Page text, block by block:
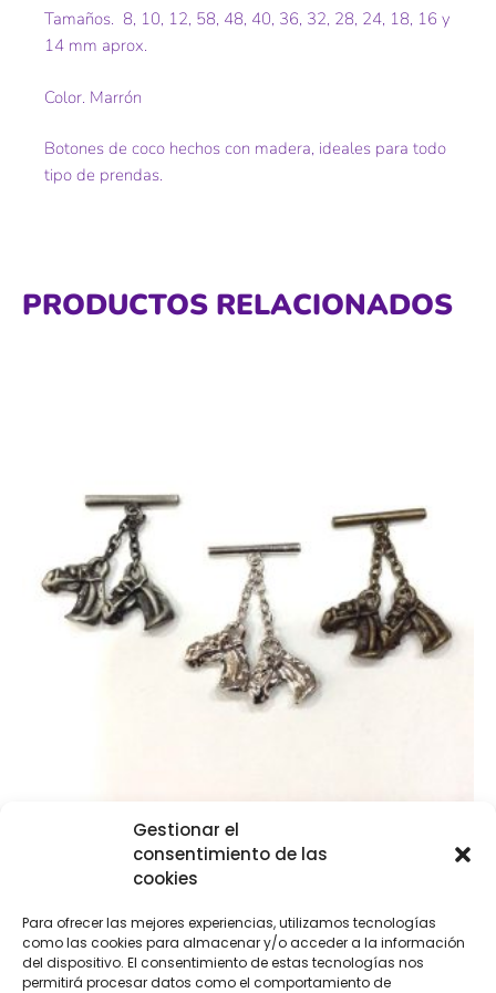
Gestionar el
consentimiento de las
cookies
Para ofrecer las mejores experiencias, utilizamos tecnologías
como las cookies para almacenar y/o acceder a la información
del dispositivo. El consentimiento de estas tecnologías nos
permitirá procesar datos como el comportamiento de
Tamaños. 8, 10, 12, 58, 48, 40, 36, 32, 28, 24, 18, 16 y
14 mm aprox.
Color. Marrón
Botones de coco hechos con madera, ideales para todo
tipo de prendas.
PRODUCTOS RELACIONADOS
Caireles silueta de caballo
Seleccionar opciones